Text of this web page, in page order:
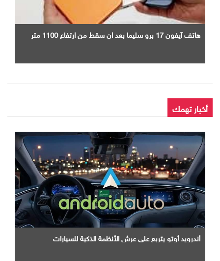
هاتف آيفون 17 برو سليما بعد ان سقط من ارتفاع 1100 متر
أخبار تهمك
أندرويد أوتو يتربع علي عرش الأنظمة الذكية للسيارات